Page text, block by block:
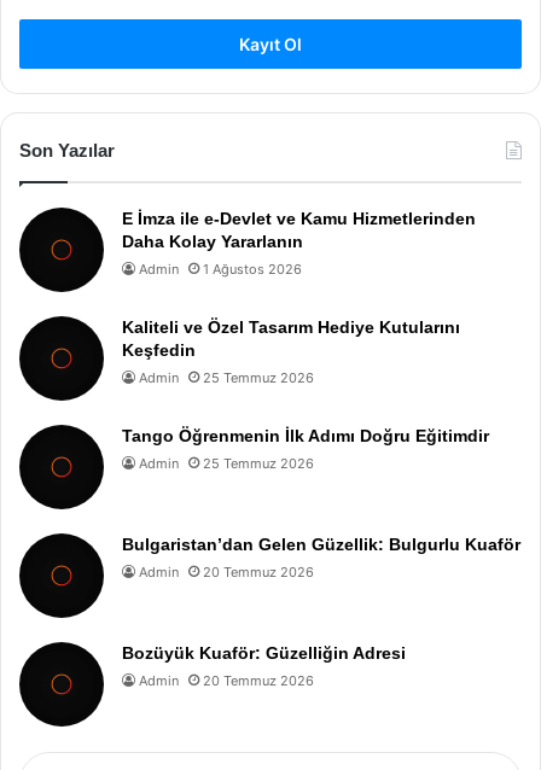
Kayıt Ol
Son Yazılar
E İmza ile e-Devlet ve Kamu Hizmetlerinden
Daha Kolay Yararlanın
Admin 1 Ağustos 2026
Kaliteli ve Özel Tasarım Hediye Kutularını
Keşfedin
Admin 25 Temmuz 2026
Tango Öğrenmenin İlk Adımı Doğru Eğitimdir
Admin 25 Temmuz 2026
Bulgaristan’dan Gelen Güzellik: Bulgurlu Kuaför
Admin 20 Temmuz 2026
Bozüyük Kuaför: Güzelliğin Adresi
Admin 20 Temmuz 2026